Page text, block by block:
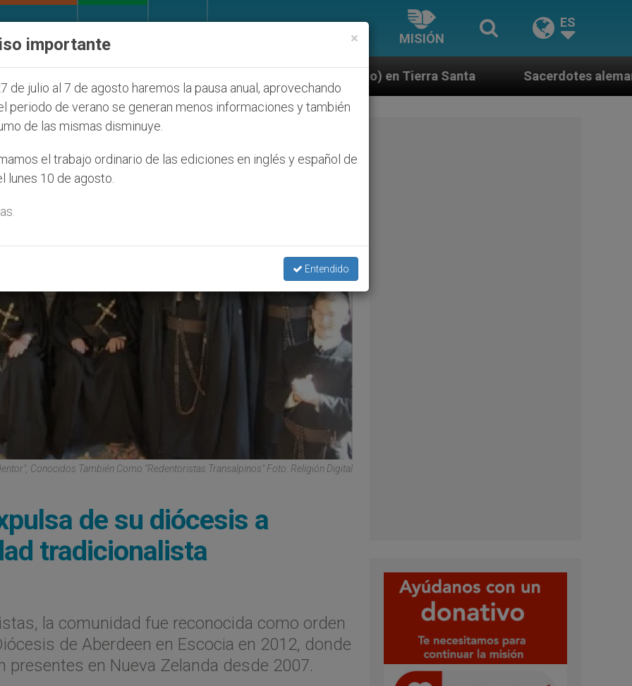
MISIÓN
ES
que afecta a cristianos (y no sólo) en Tierra Santa Sacerdotes alemanes fieles al Papa
Conocidos También Como "Redentoristas Transalpinos" Foto: Religión Digital
de su diócesis a
tradicionalista
la comunidad fue reconocida como orden
de Aberdeen en Escocia en 2012, donde
presentes en Nueva Zelanda desde 2007.
×
importante
de julio al 7 de agosto haremos la pausa anual, aprovechando
periodo de verano se generan menos informaciones y también
de las mismas disminuye.
el trabajo ordinario de las ediciones en inglés y español de
lunes 10 de agosto.
Entendido